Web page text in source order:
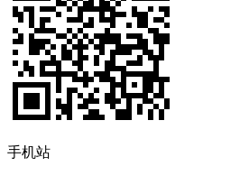
手机站